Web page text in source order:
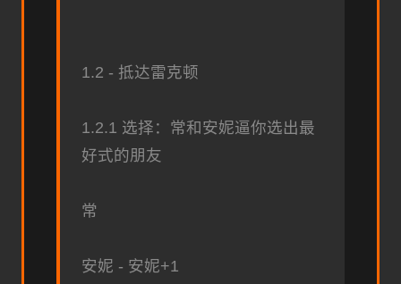
1.2 - 抵达雷克顿
1.2.1 选择：常和安妮逼你选出最
好式的朋友
常
安妮 - 安妮+1